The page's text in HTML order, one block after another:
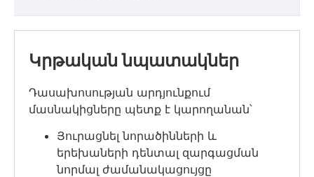
Կրթական նպատակներ
Դասախոսության արդյունքում
մասնակիցները պետք է կարողանան՝
Յուրացնել նորածինների և
երեխաների դենտալ զարգացման
նորմալ ժամանակացույցը